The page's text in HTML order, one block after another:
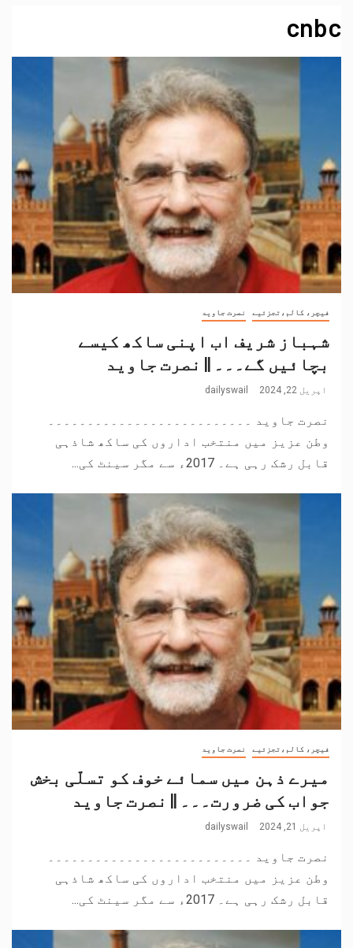
cnbc
فیچر، کالم،تجزئیے نصرت جاوید
شہباز شریف اب اپنی ساکھ کیسے
بچائیں گے۔۔۔ || نصرت جاوید
اپریل 22, 2024 dailyswail
نصرت جاوید ۔۔۔۔۔۔۔۔۔۔۔۔۔۔۔۔۔۔۔۔۔۔۔۔۔۔
وطن عزیز میں منتخب اداروں کی ساکھ شاذہی
قابل رشک رہی ہے۔ 2017ء سے مگر سینٹ کی...
فیچر، کالم،تجزئیے نصرت جاوید
میرے ذہن میں سمائے خوف کو تسلّی بخش
جواب کی ضرورت۔۔۔ || نصرت جاوید
اپریل 21, 2024 dailyswail
نصرت جاوید ۔۔۔۔۔۔۔۔۔۔۔۔۔۔۔۔۔۔۔۔۔۔۔۔۔۔
وطن عزیز میں منتخب اداروں کی ساکھ شاذہی
قابل رشک رہی ہے۔ 2017ء سے مگر سینٹ کی...